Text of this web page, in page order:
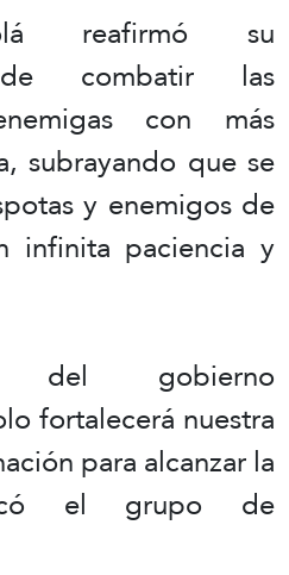
reafirmó su
de combatir las
con más
subrayando que se
y enemigos de
infinita paciencia y
del gobierno
fortalecerá nuestra
para alcanzar la
el grupo de